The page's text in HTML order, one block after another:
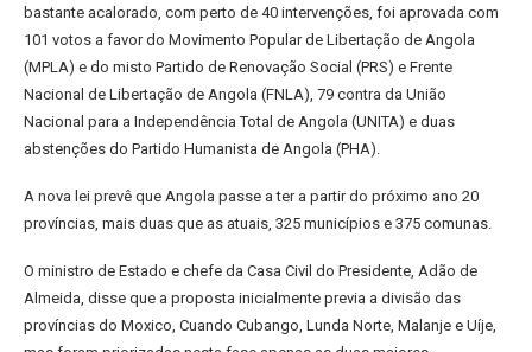
bastante acalorado, com perto de 40 intervenções, foi aprovada com
101 votos a favor do Movimento Popular de Libertação de Angola
(MPLA) e do misto Partido de Renovação Social (PRS) e Frente
Nacional de Libertação de Angola (FNLA), 79 contra da União
Nacional para a Independência Total de Angola (UNITA) e duas
abstenções do Partido Humanista de Angola (PHA).
A nova lei prevê que Angola passe a ter a partir do próximo ano 20
províncias, mais duas que as atuais, 325 municípios e 375 comunas.
O ministro de Estado e chefe da Casa Civil do Presidente, Adão de
Almeida, disse que a proposta inicialmente previa a divisão das
províncias do Moxico, Cuando Cubango, Lunda Norte, Malanje e Uíje,